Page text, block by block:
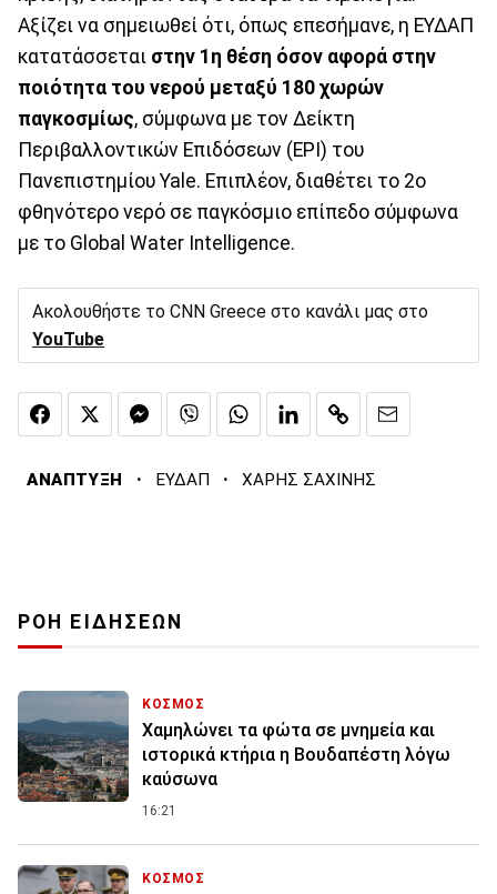
Αξίζει να σημειωθεί ότι, όπως επεσήμανε, η ΕΥΔΑΠ
κατατάσσεται στην 1η θέση όσον αφορά στην
ποιότητα του νερού μεταξύ 180 χωρών
παγκοσμίως, σύμφωνα με τον Δείκτη
Περιβαλλοντικών Επιδόσεων (EPI) του
Πανεπιστημίου Yale. Επιπλέον, διαθέτει το 2ο
φθηνότερο νερό σε παγκόσμιο επίπεδο σύμφωνα
με το Global Water Intelligence.
Ακολουθήστε το CNN Greece στο κανάλι μας στο
YouTube
ΑΝΑΠΤΥΞΗ · ΕΥΔΑΠ · ΧΑΡΗΣ ΣΑΧΙΝΗΣ
ΡΟΗ ΕΙΔΗΣΕΩΝ
ΚΟΣΜΟΣ
Χαμηλώνει τα φώτα σε μνημεία και
ιστορικά κτήρια η Βουδαπέστη λόγω
καύσωνα
16:21
ΚΟΣΜΟΣ